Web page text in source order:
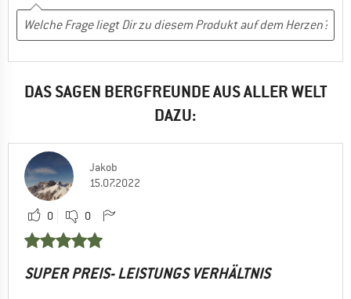
DAS SAGEN BERGFREUNDE AUS ALLER WELT
DAZU:
Jakob
15.07.2022
0 0
SUPER PREIS- LEISTUNGS VERHÄLTNIS